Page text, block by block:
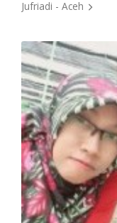
Jufriadi - Aceh